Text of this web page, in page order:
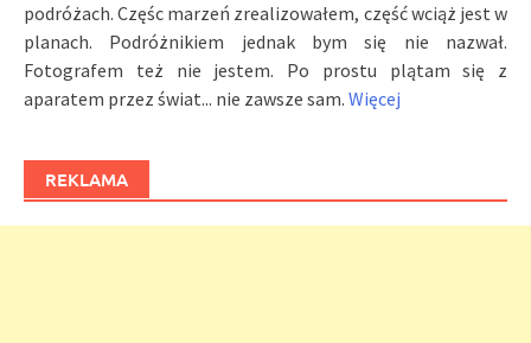
podróżach. Częśc marzeń zrealizowałem, część wciąż jest w
planach. Podróżnikiem jednak bym się nie nazwał.
Fotografem też nie jestem. Po prostu plątam się z
aparatem przez świat... nie zawsze sam. Więcej
REKLAMA